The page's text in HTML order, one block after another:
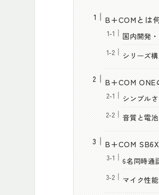
B+COMとは
国内開発
シリーズ
B+COM ONE
シンプル
音質と電
B+COM
6名同時通
マイク性